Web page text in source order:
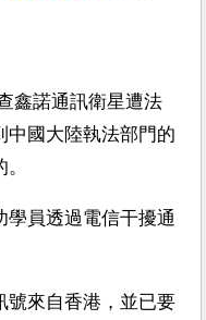
鑫諾通訊衛星遭法
中國大陸執法部門的
員透過電信干擾通
號來自香港，並已要